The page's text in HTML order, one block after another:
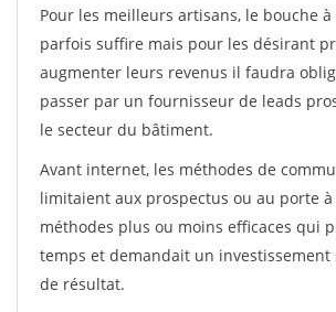
Pour les meilleurs artisans, le bouche
parfois suffire mais pour les désirant
augmenter leurs revenus il faudra
passer par un fournisseur de leads
le secteur du bâtiment.
Avant internet, les méthodes de
limitaient aux prospectus ou au porte à
méthodes plus ou moins efficaces qui
temps et demandait un investissement
de résultat.